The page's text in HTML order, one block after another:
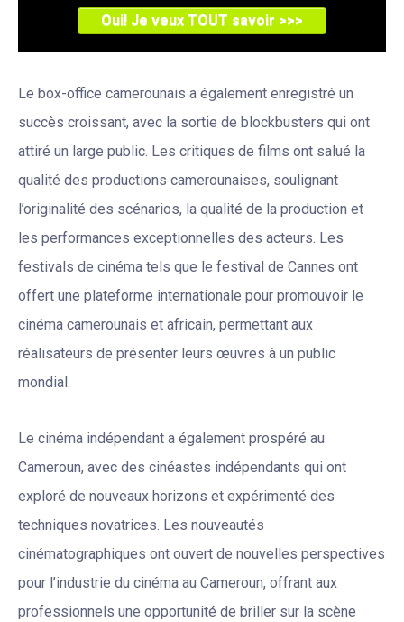
Le box-office camerounais a également enregistré un
succès croissant, avec la sortie de blockbusters qui ont
attiré un large public. Les critiques de films ont salué la
qualité des productions camerounaises, soulignant
l’originalité des scénarios, la qualité de la production et
les performances exceptionnelles des acteurs. Les
festivals de cinéma tels que le festival de Cannes ont
offert une plateforme internationale pour promouvoir le
cinéma camerounais et africain, permettant aux
réalisateurs de présenter leurs œuvres à un public
mondial.
Le cinéma indépendant a également prospéré au
Cameroun, avec des cinéastes indépendants qui ont
exploré de nouveaux horizons et expérimenté des
techniques novatrices. Les nouveautés
cinématographiques ont ouvert de nouvelles perspectives
pour l’industrie du cinéma au Cameroun, offrant aux
professionnels une opportunité de briller sur la scène